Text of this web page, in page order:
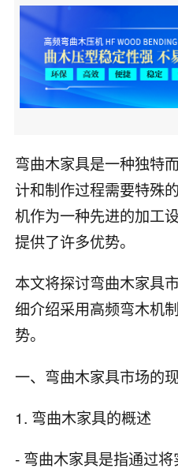
弯曲木家具是一种独特
计和制作过程需要特殊
机作为一种先进的加工
提供了许多优势。
本文将探讨弯曲木家具
细介绍采用高频弯木机
势。
一、弯曲木家具市场的
1. 弯曲木家具的概述
- 弯曲木家具是指通过